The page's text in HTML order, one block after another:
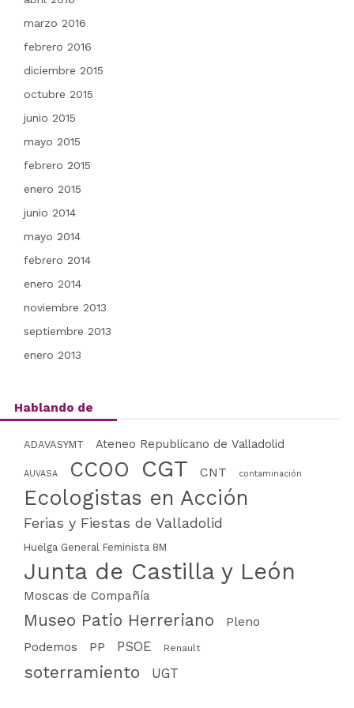
marzo 2016
febrero 2016
diciembre 2015
octubre 2015
junio 2015
mayo 2015
febrero 2015
enero 2015
junio 2014
mayo 2014
febrero 2014
enero 2014
noviembre 2013
septiembre 2013
enero 2013
Hablando de
ADAVASYMT Ateneo Republicano de Valladolid
AUVASA CCOO CGT CNT contaminación
Ecologistas en Acción
Ferias y Fiestas de Valladolid
Huelga General Feminista 8M
Junta de Castilla y León
Moscas de Compañía
Museo Patio Herreriano
Pleno
Podemos
PP PSOE Renault
soterramiento UGT